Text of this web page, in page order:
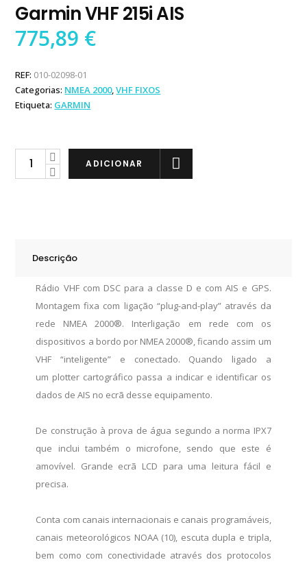
Garmin VHF 215i AIS
775,89 €
REF: 010-02098-01
Categorias: NMEA 2000,VHF FIXOS
Etiqueta: GARMIN
Garmin
ADICIONAR
Descrição
Rádio VHF com DSC para a classe D e com AIS e GPS.
Montagem fixa com ligação “plug-and-play” através da
rede NMEA 2000®. Interligação em rede com os
dispositivos a bordo por NMEA 2000®, ficando assim um
VHF “inteligente” e conectado. Quando ligado a
um plotter cartográfico passa a indicar e identificar os
dados de AIS no ecrã desse equipamento.
De construção à prova de água segundo a norma IPX7
que inclui também o microfone, sendo que este é
amovível. Grande ecrã LCD para uma leitura fácil e
precisa.
Conta com canais internacionais e canais programáveis,
canais meteorológicos NOAA (10), escuta dupla e tripla,
bem como com conectividade através dos protocolos